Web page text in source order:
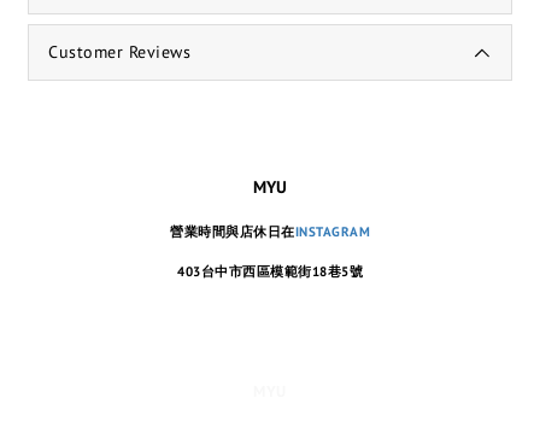
Customer Reviews
MYU
營業時間與店休日在INSTAGRAM
403台中市西區模範街18巷5號